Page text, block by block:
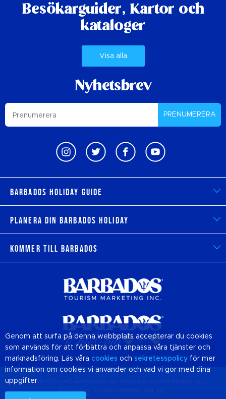
Besökarguider, Kartor och
kataloger
Visa alla
Nyhetsbrev
PRENUMERERA
Barbados Holiday Guide
Planera din Barbados Holiday
Kommer till Barbados
© 2026 Officiell webbplats för Destination
Barbados Tourism Marketing, Inc.
Genom att surfa på denna webbplats accepterar du cookies
som används för att förbättra och anpassa våra tjänster och
marknadsföring. Läs våra cookies och sekretesspolicy för mer
information om cookies vi använder och vad vi gör med dina
uppgifter.